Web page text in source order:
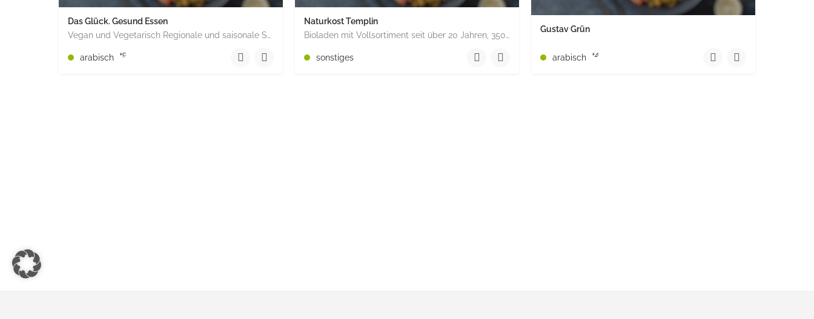
Das Glück. Gesund Essen
Vegan und Vegetarisch Regionale und saisonale Speisen in bio Qualität Ohne Weizen und ohne raffinierten Zucker
61517872244
arabisch +9
Naturkost Templin
Bioladen mit Vollsortiment seit über 20 Jahren, 3500 ehrliche Produkte, täglich wechselnder, frisch…
+493987 726 030
sonstiges
Gustav Grün
arabisch +4